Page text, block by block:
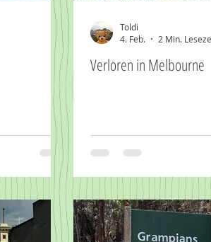
Verloren in Melbourne
Toldi
4. Feb.
2 Min.